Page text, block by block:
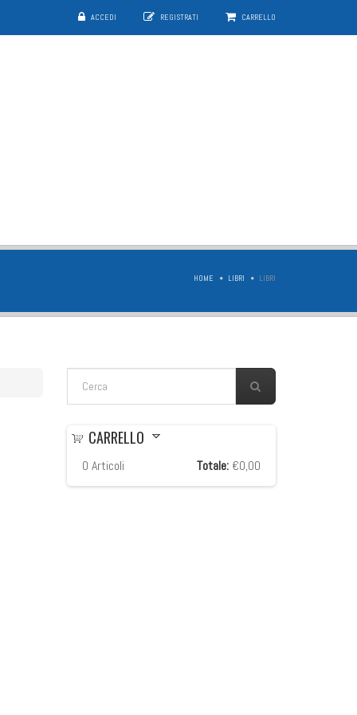
ACCEDI REGISTRATI CARRELLO
HOME LIBRI LIBRI
FORM DI RICERCA
CARRELLO
0 Articoli Totale: €0,00